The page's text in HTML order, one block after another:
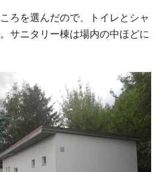
ろを選んだので、トイレとシャ
サニタリー棟は場内の中ほどに